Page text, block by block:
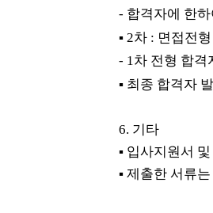
- 합격자에 한
▪ 2차 : 면접전형
- 1차 전형 합격
▪ 최종 합격자
6. 기타
▪ 입사지원서
▪ 제출한 서류